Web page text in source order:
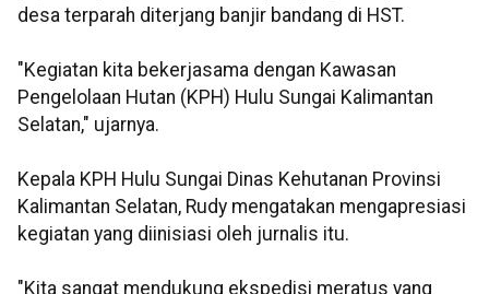
desa terparah diterjang banjir bandang di HST.
"Kegiatan kita bekerjasama dengan Kawasan
Pengelolaan Hutan (KPH) Hulu Sungai Kalimantan
Selatan," ujarnya.
Kepala KPH Hulu Sungai Dinas Kehutanan Provinsi
Kalimantan Selatan, Rudy mengatakan mengapresiasi
kegiatan yang diinisiasi oleh jurnalis itu.
"Kita sangat mendukung ekspedisi meratus yang